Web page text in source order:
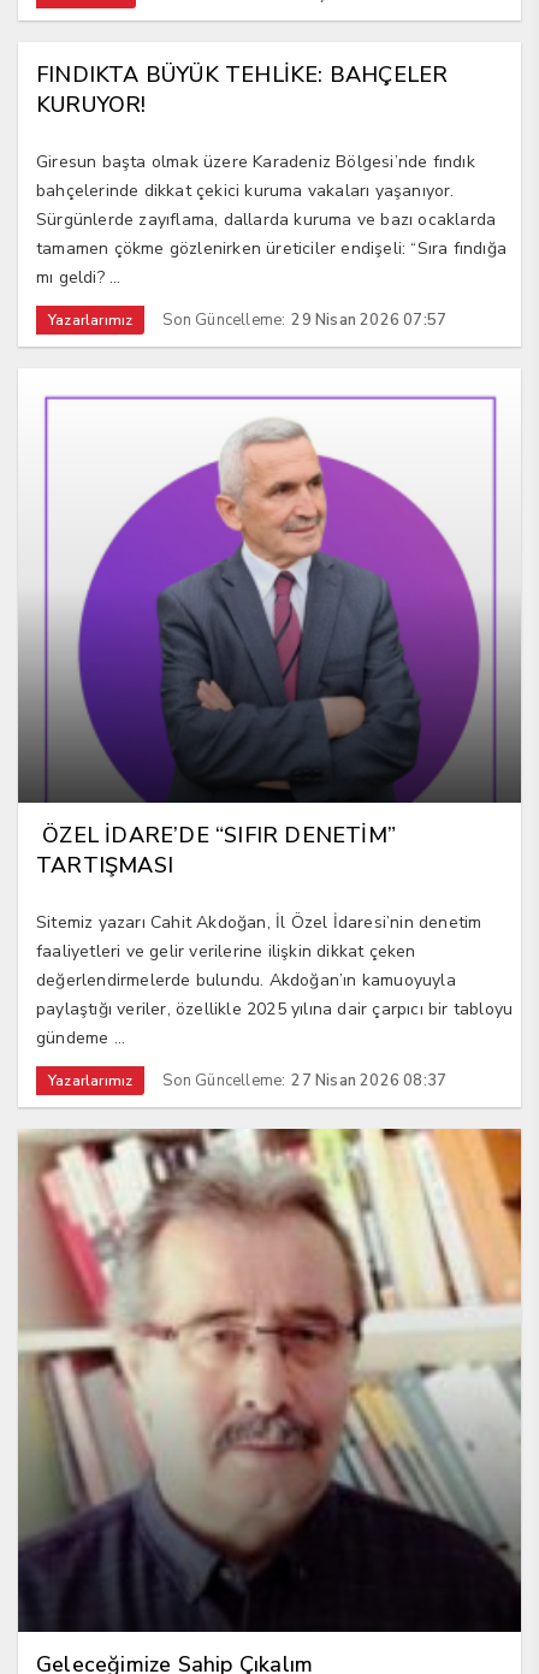
FINDIKTA BÜYÜK TEHLİKE: BAHÇELER
KURUYOR!
Giresun başta olmak üzere Karadeniz Bölgesi’nde fındık
bahçelerinde dikkat çekici kuruma vakaları yaşanıyor.
Sürgünlerde zayıflama, dallarda kuruma ve bazı ocaklarda
tamamen çökme gözlenirken üreticiler endişeli: “Sıra fındığa
mı geldi? ...
Yazarlarımız Son Güncelleme: 29 Nisan 2026 07:57
ÖZEL İDARE’DE “SIFIR DENETİM”
TARTIŞMASI
Sitemiz yazarı Cahit Akdoğan, İl Özel İdaresi’nin denetim
faaliyetleri ve gelir verilerine ilişkin dikkat çeken
değerlendirmelerde bulundu. Akdoğan’ın kamuoyuyla
paylaştığı veriler, özellikle 2025 yılına dair çarpıcı bir tabloyu
gündeme ...
Yazarlarımız Son Güncelleme: 27 Nisan 2026 08:37
Geleceğimize Sahip Çıkalım